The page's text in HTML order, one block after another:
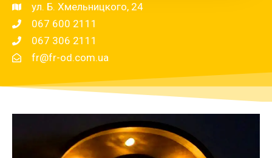
ул. Б. Хмельницкого, 24
067 600 2111
067 306 2111
fr@fr-od.com.ua